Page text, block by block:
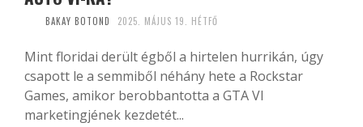
BAKAY BOTOND 2025. MÁJUS 19. HÉTFŐ
Mint floridai derült égből a hirtelen hurrikán, úgy
csapott le a semmiből néhány hete a Rockstar
Games, amikor berobbantotta a GTA VI
marketingjének kezdetét...